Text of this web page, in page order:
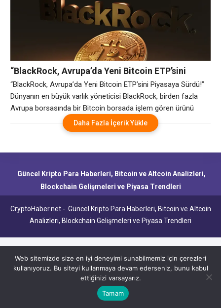
“BlackRock, Avrupa’da Yeni Bitcoin ETP’sini
Piyasaya Sürdü!”
“BlackRock, Avrupa’da Yeni Bitcoin ETP’sini Piyasaya Sürdü!”
Dünyanın en büyük varlık yöneticisi BlackRock, birden fazla
Avrupa borsasında bir Bitcoin borsada işlem gören ürünü
(ETP) piyasaya sürdü. BlackRock’ın ürün sayfasına göre
iShares Bitcoin ETP, 25 Mart’ta Xetra, Euronext Amsterdam ve
pazarına 50,7 milyar dolarlık yönetim altındaki varlıkla hakim
Daha Fazla İçerik Yükle
Güncel Kripto Para Haberleri, Bitcoin ve Altcoin Analizleri,
Blockchain Gelişmeleri ve Piyasa Trendleri
CryptoHaber.net - Güncel Kripto Para Haberleri, Bitcoin ve Altcoin
Analizleri, Blockchain Gelişmeleri ve Piyasa Trendleri
Web sitemizde size en iyi deneyimi sunabilmemiz için çerezleri
kullanıyoruz. Bu siteyi kullanmaya devam ederseniz, bunu kabul
ettiğinizi varsayarız.
Tamam